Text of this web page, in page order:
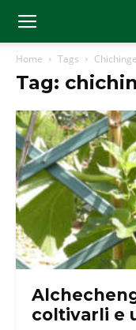
Home Tags
Tag:
coltivarli e